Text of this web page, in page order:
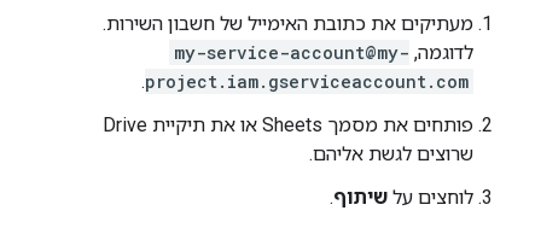
מעתיקים את כתובת האימייל של חשבון השירות.
לדוגמה, my-service-account@my-
project.iam.gserviceaccount.com
.
פותחים את מסמך Sheets או את תיקיית Drive
שרוצים לגשת אליהם.
לוחצים על שיתוף.